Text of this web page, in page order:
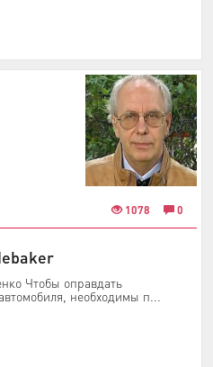
1078 0
Чтобы оправдать
необходимы п...